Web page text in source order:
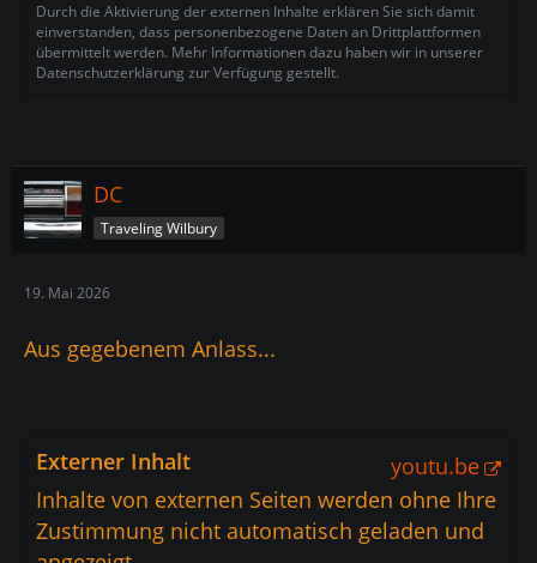
Durch die Aktivierung der externen Inhalte erklären Sie sich damit
einverstanden, dass personenbezogene Daten an Drittplattformen
übermittelt werden. Mehr Informationen dazu haben wir in unserer
Datenschutzerklärung zur Verfügung gestellt.
DC
Traveling Wilbury
19. Mai 2026
Aus gegebenem Anlass...
Externer Inhalt
youtu.be
Inhalte von externen Seiten werden ohne Ihre
Zustimmung nicht automatisch geladen und